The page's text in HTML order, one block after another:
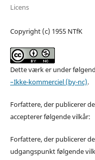
Licens
Copyright (c) 1955 NTfK
Dette værk er under
–Ikke-kommerciel (by-nc).
Forfattere, der publicerer
accepterer følgende vilkår:
Forfattere, der publicerer
udgangspunkt følgende